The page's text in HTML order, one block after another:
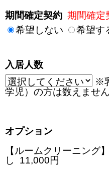
期間確定契約 期間確定
希望しない
希望す
入居人数
※
学児）の方は数えません
オプション
【ルームクリーニング
し 11,000円